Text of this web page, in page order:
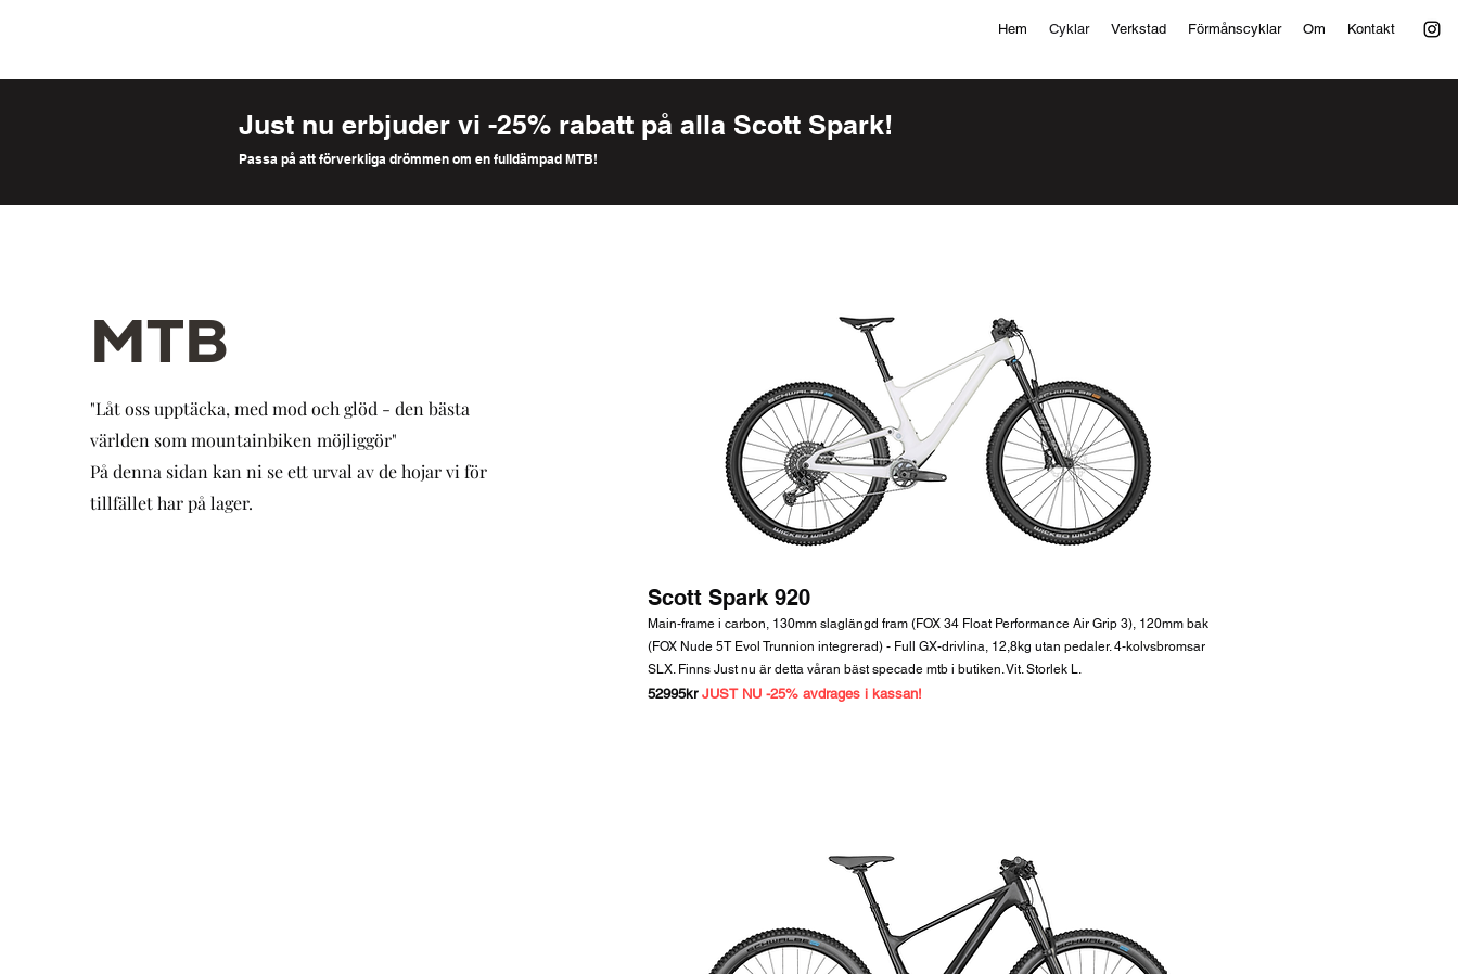
Hem Cyklar Verkstad Förmånscyklar Om Kontakt
Just nu erbjuder vi -25% rabatt på alla Scott Spark!
Passa på att förverkliga drömmen om en fulldämpad MTB!
MTB
"Låt oss upptäcka, med mod och glöd - den bästa
världen som mountainbiken möjliggör"
På denna sidan kan ni se ett urval av de hojar vi för
tillfället har på lager.
Scott Spark 920
Main-frame i carbon, 130mm slaglängd fram (FOX 34 Float Performance Air Grip 3), 120mm bak
(FOX Nude 5T Evol Trunnion integrerad) - Full GX-drivlina, 12,8kg utan pedaler. 4-kolvsbromsar
SLX. Finns Just nu är detta våran bäst specade mtb i butiken. Vit. Storlek L.
52995kr JUST NU -25% avdrages i kassan!